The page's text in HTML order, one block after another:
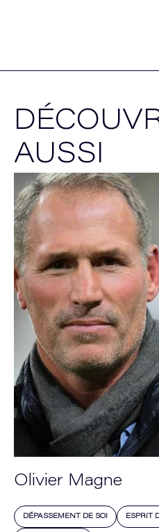
AUSSI
Olivier Magne
DÉPASSEMENT DE SOI ESPRIT